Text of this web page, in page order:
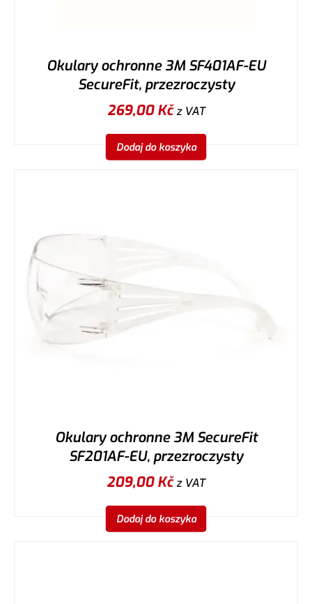
Okulary ochronne 3M SF401AF-EU
SecureFit, przezroczysty
269,00Kčz VAT
Dodaj do koszyka
Okulary ochronne 3M SecureFit
SF201AF-EU, przezroczysty
209,00Kčz VAT
Dodaj do koszyka